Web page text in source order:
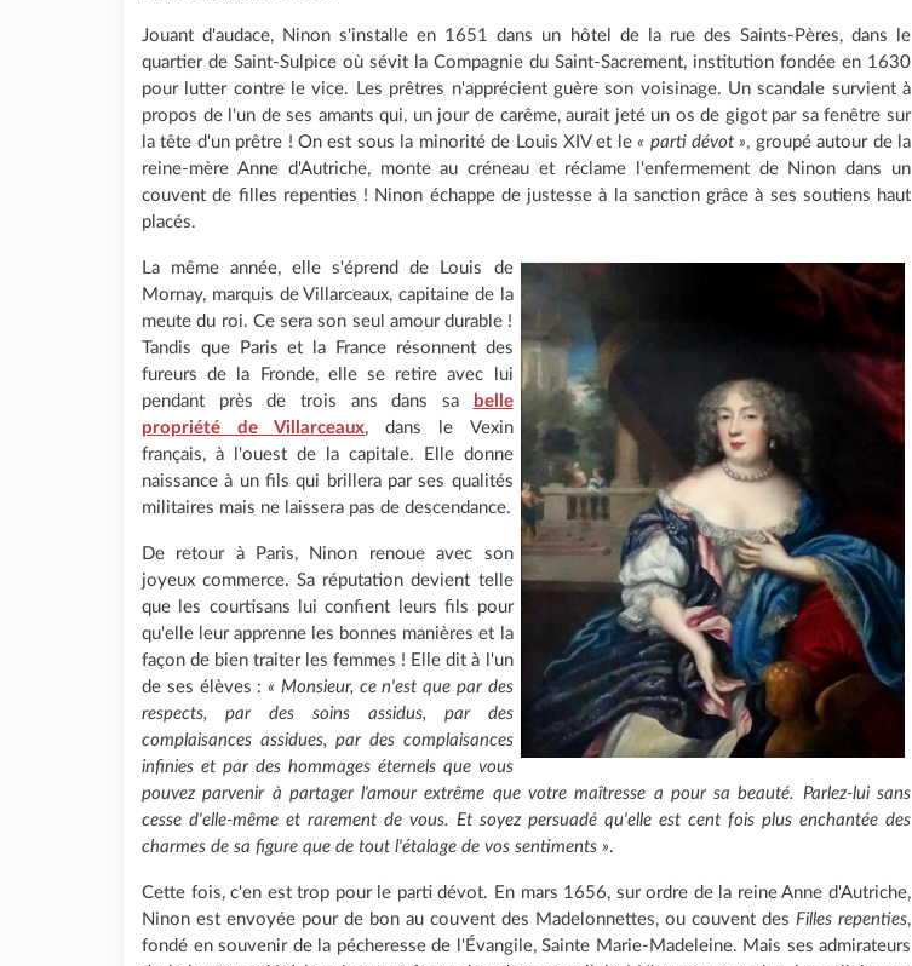
Jouant d'audace, Ninon s'installe en 1651 dans un hôtel de la rue des Saints-Pères, dans le
quartier de Saint-Sulpice où sévit la Compagnie du Saint-Sacrement, institution fondée en 1630
pour lutter contre le vice. Les prêtres n'apprécient guère son voisinage. Un scandale survient à
propos de l'un de ses amants qui, un jour de carême, aurait jeté un os de gigot par sa fenêtre sur
la tête d'un prêtre ! On est sous la minorité de Louis XIV et le« parti dévot », groupé autour de la
reine-mère Anne d'Autriche, monte au créneau et réclame l'enfermement de Ninon dans un
couvent de filles repenties ! Ninon échappe de justesse à la sanction grâce à ses soutiens haut
placés.
La même année, elle s'éprend de Louis de
Mornay, marquis de Villarceaux, capitaine de la
meute du roi. Ce sera son seul amour durable !
Tandis que Paris et la France résonnent des
fureurs de la Fronde, elle se retire avec lui
pendant près de trois ans dans sa
belle
propriété de Villarceaux, dans le Vexin
français, à l'ouest de la capitale. Elle donne
naissance à un fils qui brillera par ses qualités
militaires mais ne laissera pas de descendance.
De retour à Paris, Ninon renoue avec son
joyeux commerce. Sa réputation devient telle
que les courtisans lui confient leurs fils pour
qu'elle leur apprenne les bonnes manières et la
façon de bien traiter les femmes ! Elle dit à l'un
de ses élèves : « Monsieur, ce n'est que par des
respects, par des soins assidus, par des
complaisances assidues, par des complaisances
infinies et par des hommages éternels que vous
pouvez parvenir à partager l'amour extrême que votre maîtresse a pour sa beauté. Parlez-lui sans
cesse d'elle-même et rarement de vous. Et soyez persuadé qu'elle est cent fois plus enchantée des
charmes de sa figure que de tout l'étalage de vos sentiments ».
Cette fois, c'en est trop pour le parti dévot. En mars 1656, sur ordre de la reine Anne d'Autriche,
Ninon est envoyée pour de bon au couvent des Madelonnettes, ou couvent des Filles repenties,
fondé en souvenir de la pécheresse de l'Évangile, Sainte Marie-Madeleine. Mais ses admirateurs